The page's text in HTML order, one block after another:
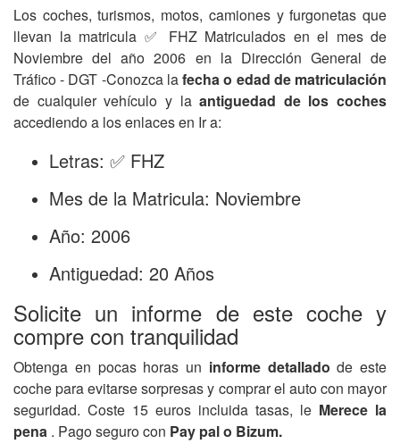
Los coches, turismos, motos, camiones y furgonetas que
llevan la matricula ✅ FHZ Matriculados en el mes de
Noviembre del año 2006 en la Dirección General de
Tráfico - DGT -Conozca lafecha o edad de matriculación
de cualquier vehículo y laantiguedad de los coches
accediendo a los enlaces en Ir a:
Letras: ✅ FHZ
Mes de la Matricula: Noviembre
Año: 2006
Antiguedad: 20 Años
Solicite un informe de este coche y
compre con tranquilidad
Obtenga en pocas horas un informe detalladode este
coche para evitarse sorpresas y comprar el auto con mayor
seguridad. Coste 15 euros incluida tasas, le Merece la
pena . Pago seguro con Pay pal o Bizum.